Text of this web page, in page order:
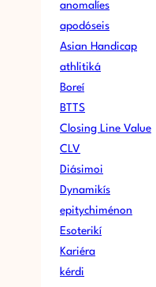
anomalíes
apodóseis
Asian Handicap
athlitiká
Boreí
BTTS
Closing Line Value
CLV
Diásimoi
Dynamikís
epitychiménon
Esoterikí
Kariéra
kérdi